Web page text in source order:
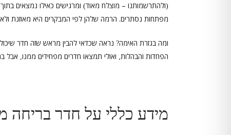
(ולהתרשמותנו – מוצלח מאוד) ומרגישים כאילו נמצאים בתוך
מפתחות נסתרים. הרמה שלהן לפי המבקרים היא מאוזנת
ומה בגזרת האימה? נראה שכדאי להבין מראש שזה חדר
הפחדות והבהלות, ואולי תמצאו חדרים מפחידים ממנו, אבל
מידע כללי על חדר בריחה